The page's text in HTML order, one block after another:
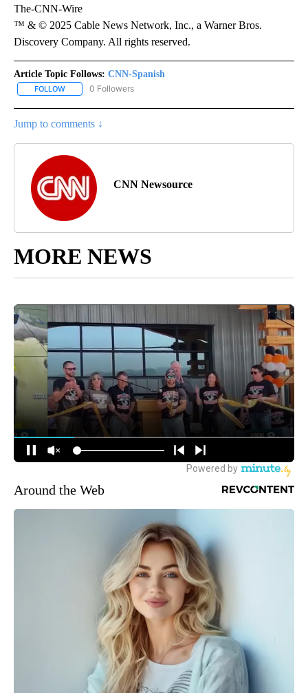
The-CNN-Wire
™ & © 2025 Cable News Network, Inc., a Warner Bros.
Discovery Company. All rights reserved.
Article Topic Follows: CNN-Spanish
FOLLOW FOLLOW "CNN-SPANISH" TO RECEIVE NOTIFICATIONS ABOUT
0 Followers
Jump to comments ↓
CNN Newsource
MORE NEWS
Around the Web